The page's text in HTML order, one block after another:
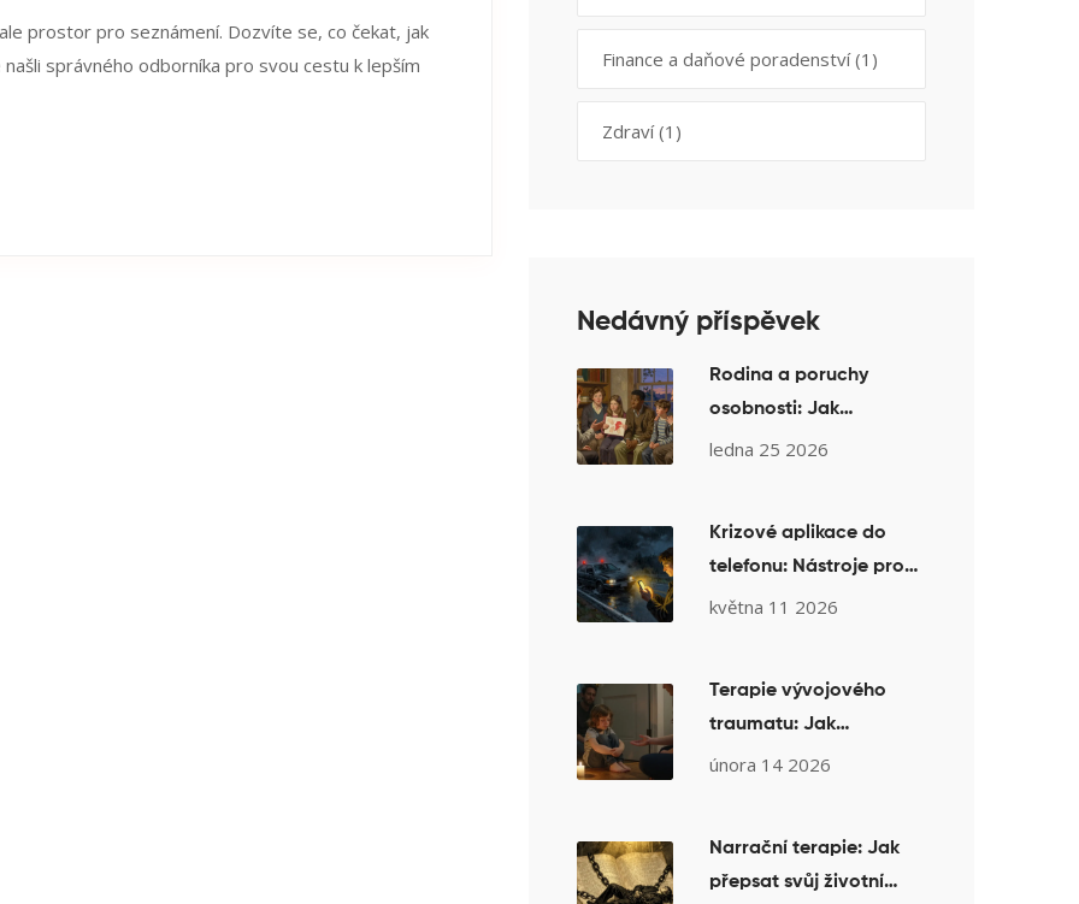
prostor pro seznámení. Dozvíte se, co čekat, jak
správného odborníka pro svou cestu k lepším
Finance a daňové poradenství(1)
Zdraví(1)
Nedávný příspěvek
Rodina a poruchy
osobnosti: Jak
psychoedukace
ledna 25 2026
Krizové aplikace do
telefonu: Nástroje pro
okamžitou podporu v
května 11 2026
Terapie vývojového
traumatu: Jak
attachment-based
února 14 2026
Narrační terapie: Jak
přepsat svůj životní